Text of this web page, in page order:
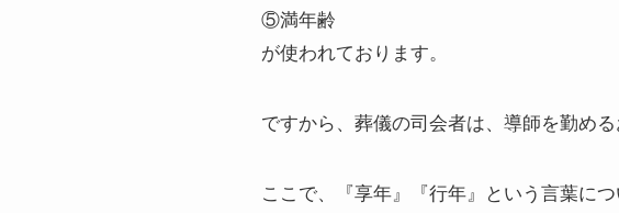
⑤満年齢
が使われております。
ですから、葬儀の司会者は、導師を勤め
ここで、『享年』『行年』という言葉に